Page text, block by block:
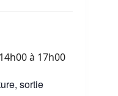
à 17h00
sortie